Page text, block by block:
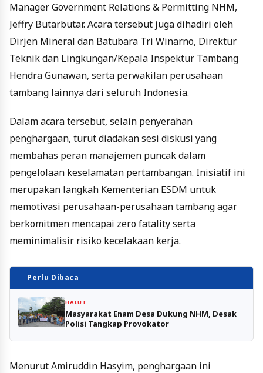
Manager Government Relations & Permitting NHM,
Jeffry Butarbutar. Acara tersebut juga dihadiri oleh
Dirjen Mineral dan Batubara Tri Winarno, Direktur
Teknik dan Lingkungan/Kepala Inspektur Tambang
Hendra Gunawan, serta perwakilan perusahaan
tambang lainnya dari seluruh Indonesia.
Dalam acara tersebut, selain penyerahan
penghargaan, turut diadakan sesi diskusi yang
membahas peran manajemen puncak dalam
pengelolaan keselamatan pertambangan. Inisiatif ini
merupakan langkah Kementerian ESDM untuk
memotivasi perusahaan-perusahaan tambang agar
berkomitmen mencapai zero fatality serta
meminimalisir risiko kecelakaan kerja.
Perlu Dibaca
HALUT
Masyarakat Enam Desa Dukung NHM, Desak
Polisi Tangkap Provokator
Menurut Amiruddin Hasyim, penghargaan ini